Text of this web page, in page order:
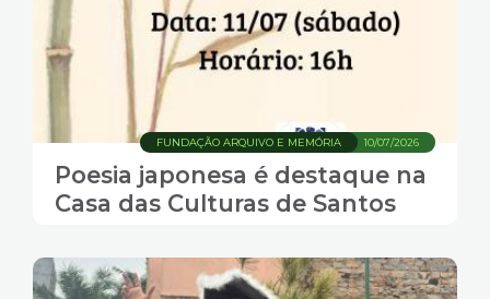
10/07/2026
FUNDAÇÃO ARQUIVO E MEMÓRIA
Poesia japonesa é destaque na
Casa das Culturas de Santos